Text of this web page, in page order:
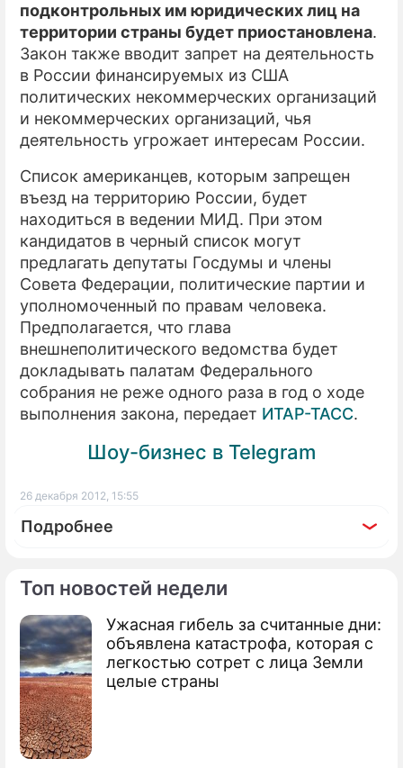
Топ новостей недели
Ужасная гибель за считанные дни:
объявлена катастрофа, которая с
легкостью сотрет с лица Земли
целые страны
подконтрольных им юридических лиц на
территории страны будет приостановлена.
Закон также вводит запрет на деятельность
в России финансируемых из США
политических некоммерческих организаций
и некоммерческих организаций, чья
деятельность угрожает интересам России.
Список американцев, которым запрещен
въезд на территорию России, будет
находиться в ведении МИД. При этом
кандидатов в черный список могут
предлагать депутаты Госдумы и члены
Совета Федерации, политические партии и
уполномоченный по правам человека.
Предполагается, что глава
внешнеполитического ведомства будет
докладывать палатам Федерального
собрания не реже одного раза в год о ходе
выполнения закона, передает ИТАР-ТАСС.
Шоу-бизнес в Telegram
26 декабря 2012, 15:55
Подробнее
По теме
Россияне поддержали "закон Димы
Яковлева"
Белый дом удалил антироссийские
петиции